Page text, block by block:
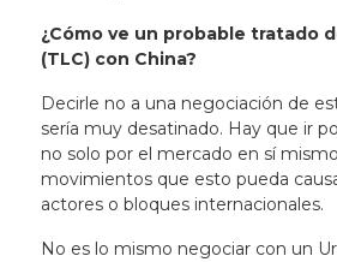
¿Cómo ve un probable tratado
(TLC) con China?
Decirle no a una negociación de
sería muy desatinado. Hay que ir
no solo por el mercado en sí
movimientos que esto pueda
actores o bloques internacionales.
No es lo mismo negociar con un